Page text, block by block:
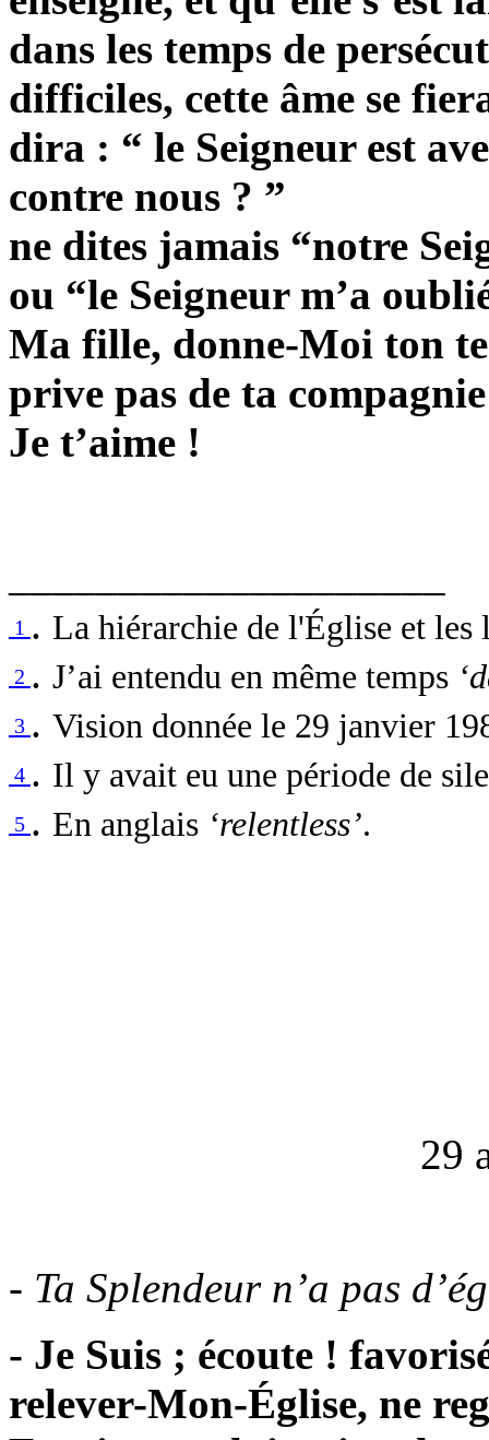
dans les temps de
difficiles, cette âme se
dira : “ le Seigneur est
contre nous ? ”
ne dites jamais “notre
ou “le Seigneur m’a
Ma fille, donne-Moi ton
prive pas de ta
Je t’aime !
1 . La hiérarchie de l'Église et les
2 . J’ai entendu en même temps
3 . Vision donnée le 29 janvier
4 . Il y avait eu une période de
5 . En anglais ‘relentless’.
29
- Ta Splendeur n’a pas
- Je Suis ; écoute !
relever-Mon-Église, ne